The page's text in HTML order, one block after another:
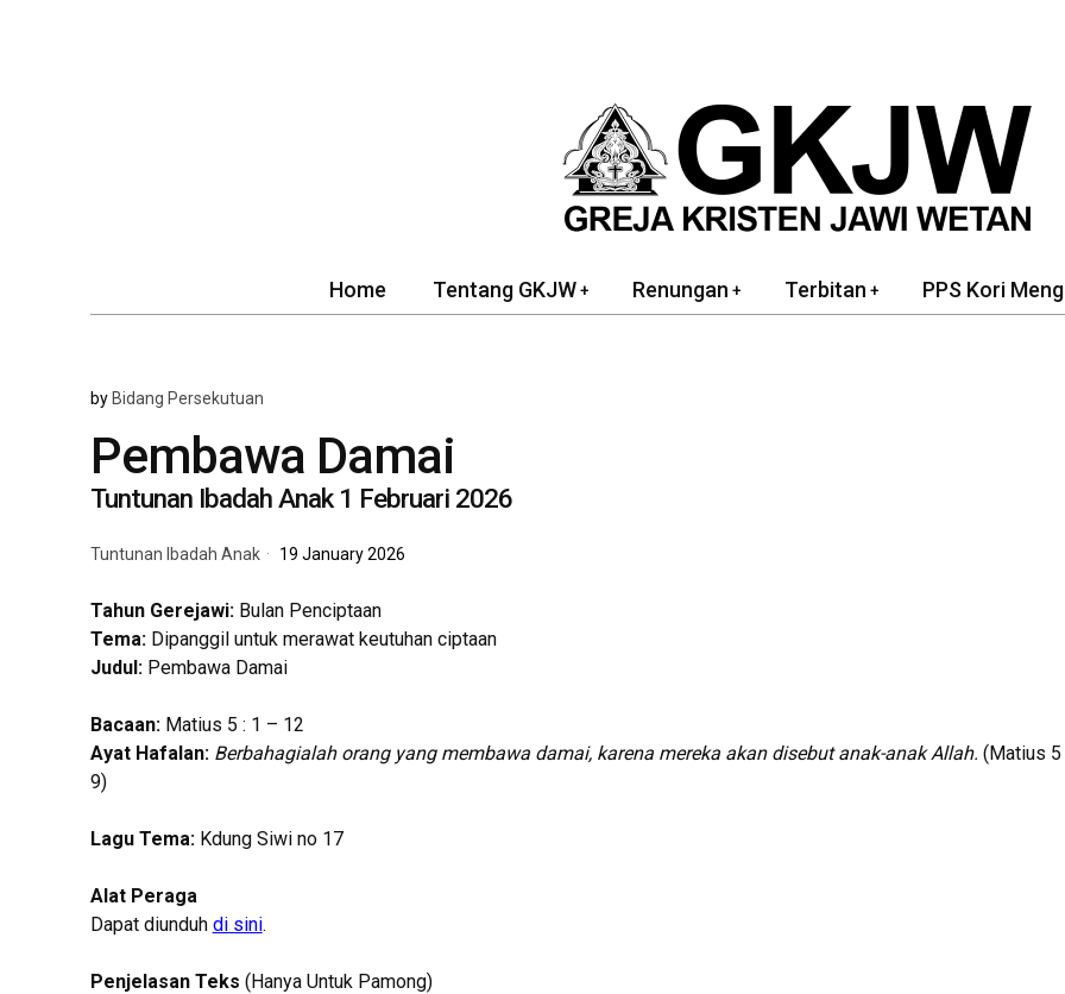
Home Tentang GKJW Renungan Terbitan PPS Kori
by Bidang Persekutuan
Pembawa Damai
Tuntunan Ibadah Anak 1 Februari 2026
Tuntunan Ibadah Anak 19 January 2026
Tahun Gerejawi:Bulan Penciptaan
Tema:Dipanggil untuk merawat keutuhan ciptaan
Judul:Pembawa Damai
Bacaan:Matius 5 : 1 – 12
Ayat Hafalan: Berbahagialah orang yang membawa damai, karena mereka akan disebut anak-anak Allah. (Matius 5
9)
Lagu Tema:Kdung Siwi no 17
Alat Peraga
Dapat diunduh di sini.
Penjelasan Teks (Hanya Untuk Pamong)